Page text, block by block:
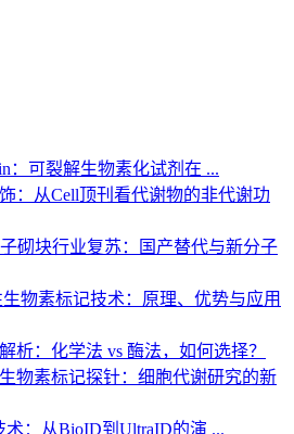
：可裂解生物素化试剂在 ...
：从Cell顶刊看代谢物的非代谢功
砌块行业复苏：国产替代与新分子
物素标记技术：原理、优势与应用
析：化学法 vs 酶法，如何选择？
物素标记探针：细胞代谢研究的新
术：从BioID到UltraID的演 ...